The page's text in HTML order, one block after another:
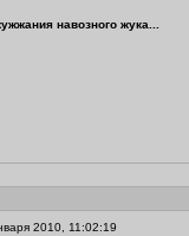
навозного жука...
2010, 11:02:19